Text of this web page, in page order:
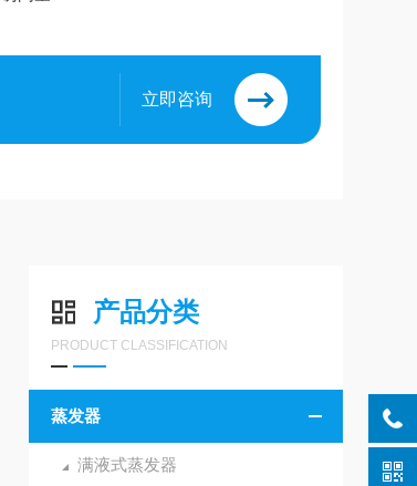
立即咨询
产品分类
PRODUCT CLASSIFICATION
蒸发器
满液式蒸发器